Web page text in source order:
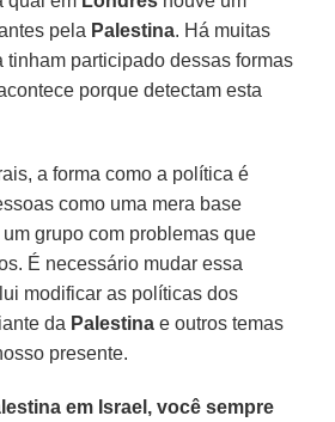
pela Palestina. Há muitas
tinham participado dessas formas
porque detectam esta
a forma como a política é
como uma mera base
grupo com problemas que
É necessário mudar essa
modificar as políticas dos
da Palestina e outros temas
presente.
em Israel, você sempre